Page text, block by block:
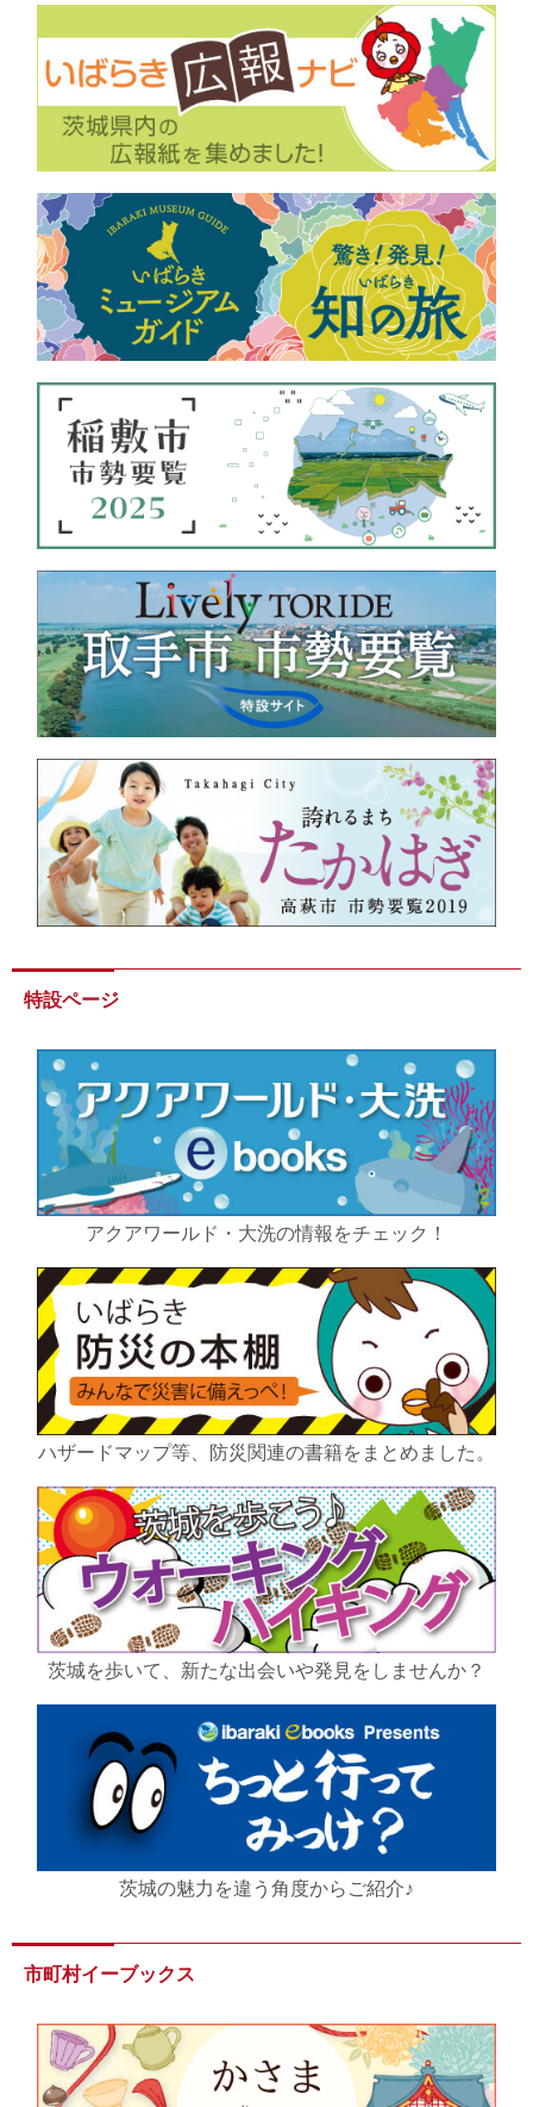
特設ページ
アクアワールド・大洗の情報をチェック！
ハザードマップ等、防災関連の書籍をまとめました。
茨城を歩いて、新たな出会いや発見をしませんか？
茨城の魅力を違う角度からご紹介♪
市町村イーブックス